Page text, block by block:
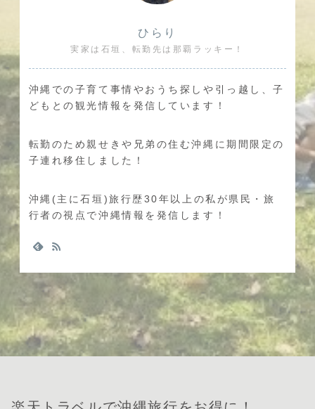
ひらり
実家は石垣、転勤先は那覇ラッキー！
沖縄での子育て事情やおうち探しや引っ越し、子
どもとの観光情報を発信しています！
転勤のため親せきや兄弟の住む沖縄に期間限定の
子連れ移住しました！
沖縄(主に石垣)旅行歴30年以上の私が県民・旅
行者の視点で沖縄情報を発信します！